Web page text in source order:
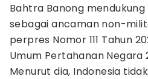
Bahtra Banong
sebagai ancaman non-
perpres Nomor 111 Tahun
Umum Pertahanan Negara
Menurut dia, Indonesia